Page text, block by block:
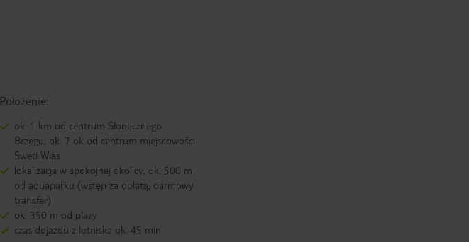
Położenie:
ok. 1 km od centrum Słonecznego
Brzegu, ok. 7 ok od centrum miejscowości
Sweti Włas
lokalizacja w spokojnej okolicy, ok. 500 m
od aquaparku (wstęp za opłatą, darmowy
transfer)
ok. 350 m od plaży
czas dojazdu z lotniska ok. 45 min